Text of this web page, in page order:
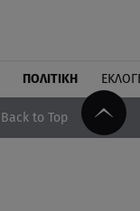
ΠΟΛΙΤΙΚΗ
Back to Top